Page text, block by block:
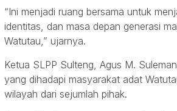
“Ini menjadi ruang bersama untuk
identitas, dan masa depan generasi
Watutau,” ujarnya.
Ketua SLPP Sulteng, Agus M.
yang dihadapi masyarakat adat
wilayah dari sejumlah pihak.